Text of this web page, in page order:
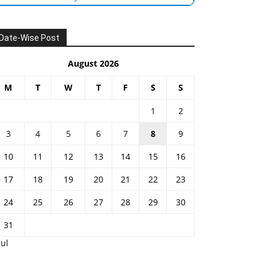
Wise Post
August 2026
M T W T F S S
1
2
3
4 5 6 7 8
9
10
11 12 13 14 15
16
17
18 19 20 21 22
23
24
25 26 27 28 29
30
31